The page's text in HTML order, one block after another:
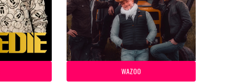
WAZOO